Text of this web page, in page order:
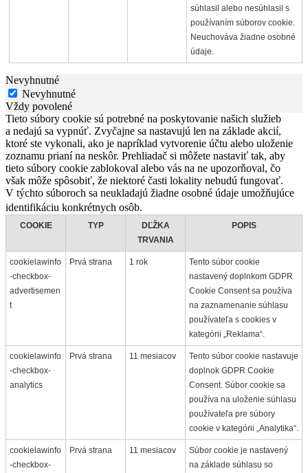
súhlasil alebo nesúhlasil s
používaním súborov cookie.
Neuchováva žiadne osobné
údaje.
Nevyhnutné
Nevyhnutné
Vždy povolené
Tieto súbory cookie sú potrebné na poskytovanie našich služieb
a nedajú sa vypnúť. Zvyčajne sa nastavujú len na základe akcií,
ktoré ste vykonali, ako je napríklad vytvorenie účtu alebo uloženie
zoznamu prianí na neskôr. Prehliadač si môžete nastaviť tak, aby
tieto súbory cookie zablokoval alebo vás na ne upozorňoval, čo
však môže spôsobiť, že niektoré časti lokality nebudú fungovať.
V týchto súboroch sa neukladajú žiadne osobné údaje umožňujúce
identifikáciu konkrétnych osôb.
COOKIE TYP
DĽŽKA
TRVANIA
POPIS
cookielawinfo
-checkbox-
advertisemen
t
Prvá strana 1 rok
Tento súbor cookie
nastavený doplnkom GDPR
Cookie Consent sa používa
na zaznamenanie súhlasu
používateľa s cookies v
kategórii „Reklama“.
cookielawinfo
-checkbox-
analytics
Prvá strana 11 mesiacov
Tento súbor cookie nastavuje
doplnok GDPR Cookie
Consent. Súbor cookie sa
používa na uloženie súhlasu
používateľa pre súbory
cookie v kategórii „Analytika“.
cookielawinfo
-checkbox-
Prvá strana 11 mesiacov
Súbor cookie je nastavený
na základe súhlasu so